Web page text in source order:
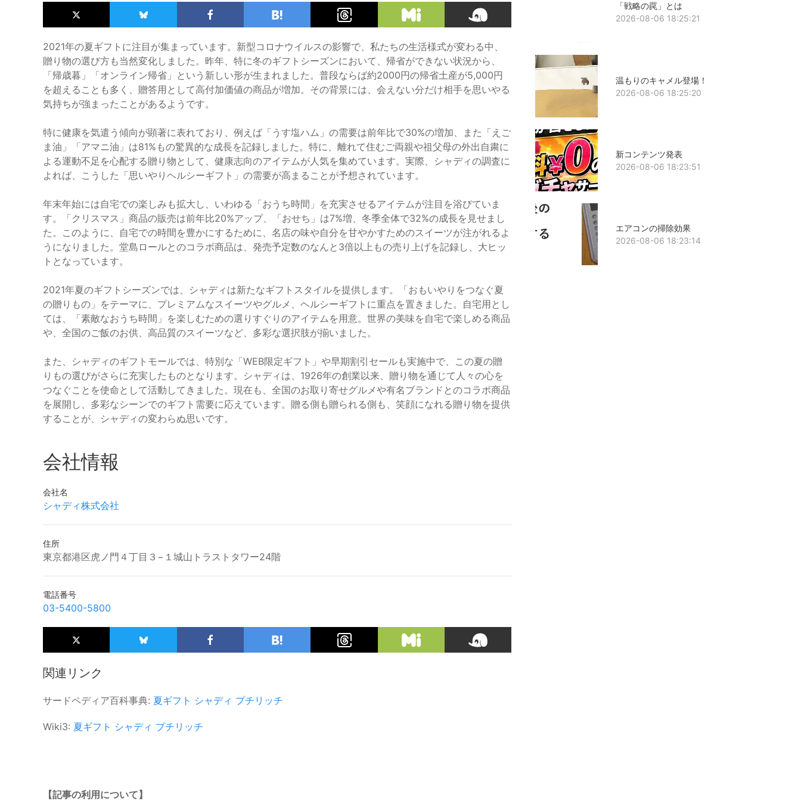
2021年の夏ギフトに注目が集まっています。新型コロナウイルスの影響で、私たちの生活様式が変わる中、
贈り物の選び方も当然変化しました。昨年、特に冬のギフトシーズンにおいて、帰省ができない状況から、
「帰歳暮」「オンライン帰省」という新しい形が生まれました。普段ならば約2000円の帰省土産が5,000円
を超えることも多く、贈答用として高付加価値の商品が増加。その背景には、会えない分だけ相手を思いやる
気持ちが強まったことがあるようです。
特に健康を気遣う傾向が顕著に表れており、例えば「うす塩ハム」の需要は前年比で30%の増加、また「えご
ま油」「アマニ油」は81%もの驚異的な成長を記録しました。特に、離れて住むご両親や祖父母の外出自粛に
よる運動不足を心配する贈り物として、健康志向のアイテムが人気を集めています。実際、シャディの調査に
よれば、こうした「思いやりヘルシーギフト」の需要が高まることが予想されています。
年末年始には自宅での楽しみも拡大し、いわゆる「おうち時間」を充実させるアイテムが注目を浴びていま
す。「クリスマス」商品の販売は前年比20%アップ、「おせち」は7%増、冬季全体で32%の成長を見せまし
た。このように、自宅での時間を豊かにするために、名店の味や自分を甘やかすためのスイーツが注がれるよ
うになりました。堂島ロールとのコラボ商品は、発売予定数のなんと3倍以上もの売り上げを記録し、大ヒッ
トとなっています。
2021年夏のギフトシーズンでは、シャディは新たなギフトスタイルを提供します。「おもいやりをつなぐ夏
の贈りもの」をテーマに、プレミアムなスイーツやグルメ、ヘルシーギフトに重点を置きました。自宅用とし
ては、「素敵なおうち時間」を楽しむための選りすぐりのアイテムを用意。世界の美味を自宅で楽しめる商品
や、全国のご飯のお供、高品質のスイーツなど、多彩な選択肢が揃いました。
また、シャディのギフトモールでは、特別な「WEB限定ギフト」や早期割引セールも実施中で、この夏の贈
りもの選びがさらに充実したものとなります。シャディは、1926年の創業以来、贈り物を通じて人々の心を
つなぐことを使命として活動してきました。現在も、全国のお取り寄せグルメや有名ブランドとのコラボ商品
を展開し、多彩なシーンでのギフト需要に応えています。贈る側も贈られる側も、笑顔になれる贈り物を提供
することが、シャディの変わらぬ思いです。
会社情報
会社名
シャディ株式会社
住所
東京都港区虎ノ門４丁目３−１城山トラストタワー24階
電話番号
03-5400-5800
関連リンク
サードペディア百科事典: 夏ギフト シャディ プチリッチ
Wiki3: 夏ギフト シャディ プチリッチ
「戦略の罠」とは
2026-08-06 18:25:21
温もりのキャメル登場！
2026-08-06 18:25:20
新コンテンツ発表
2026-08-06 18:23:51
エアコンの掃除効果
2026-08-06 18:23:14
【記事の利用について】